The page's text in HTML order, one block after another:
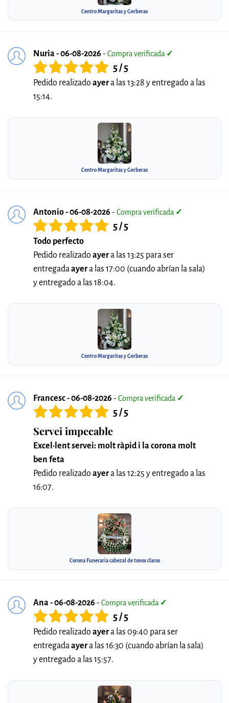
Centro Margaritas y Gerberas
Nuria - 06-08-2026 - Compra verificada ✓
5 / 5
Pedido realizado ayera las 13:28 y entregado a las
15:14.
Centro Margaritas y Gerberas
Antonio - 06-08-2026 - Compra verificada ✓
5 / 5
Todo perfecto
Pedido realizado ayera las 13:25 para ser
entregada ayera las 17:00 (cuando abrían la sala)
y entregado a las 18:04.
Centro Margaritas y Gerberas
Francesc - 06-08-2026 - Compra verificada ✓
5 / 5
Servei impecable
Excel·lent servei: molt ràpid i la corona molt
ben feta
Pedido realizado ayera las 12:25 y entregado a las
16:07.
Corona Funeraria cabezal de tonos claros
Ana - 06-08-2026 - Compra verificada ✓
5 / 5
Pedido realizado ayera las 09:40 para ser
entregada ayera las 16:30 (cuando abrían la sala)
y entregado a las 15:57.